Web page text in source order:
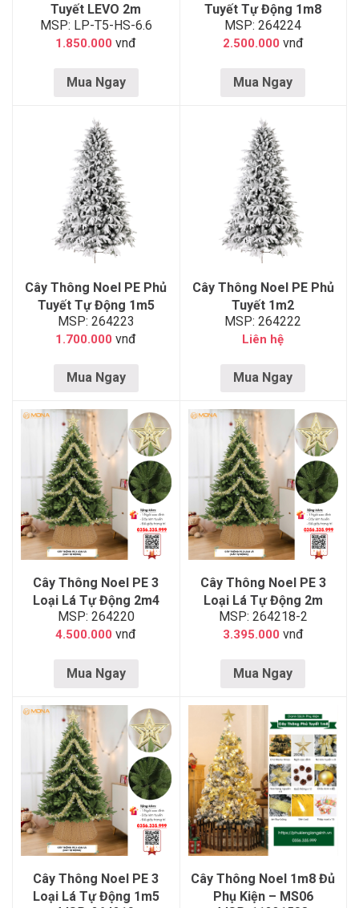
Tuyết LEVO 2m
MSP: LP-T5-HS-6.6
1.850.000 vnđ
Mua Ngay
Tuyết Tự Động 1m8
MSP: 264224
2.500.000 vnđ
Mua Ngay
Cây Thông Noel PE Phủ
Tuyết Tự Động 1m5
MSP: 264223
1.700.000 vnđ
Mua Ngay
Cây Thông Noel PE Phủ
Tuyết 1m2
MSP: 264222
Liên hệ
Mua Ngay
Cây Thông Noel PE 3
Loại Lá Tự Động 2m4
MSP: 264220
4.500.000 vnđ
Mua Ngay
Cây Thông Noel PE 3
Loại Lá Tự Động 2m
MSP: 264218-2
3.395.000 vnđ
Mua Ngay
Cây Thông Noel PE 3
Loại Lá Tự Động 1m5
Cây Thông Noel 1m8 Đủ
Phụ Kiện – MS06